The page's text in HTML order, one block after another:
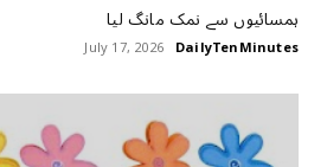
ہمسائیوں سے نمک مانگ لیا
DailyTenMinutes
July 17, 2026